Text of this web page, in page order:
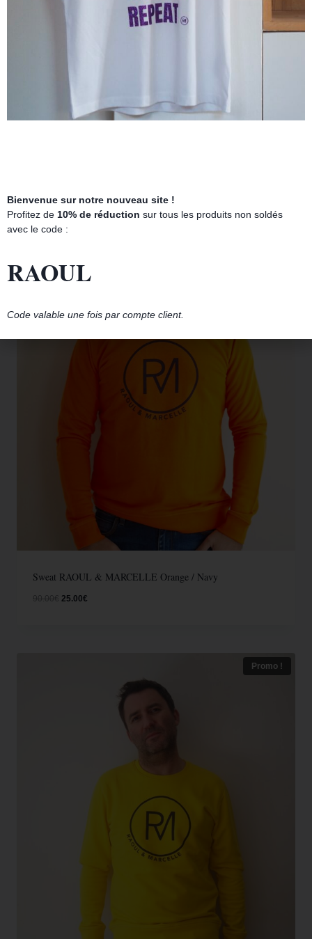
Sweat RAOUL & MARCELLE Gris chiné / Rouge
Sweat RAOUL & MARCELLE Orange / Navy
25.00€
Promo !
Bienvenue sur notre nouveau site !
Profitez de 10% de réduction sur tous les produits non soldés
avec le code :
RAOUL
Code valable une fois par compte client.